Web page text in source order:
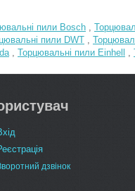
пили Bosch ,
пили DWT ,
, Торцювальні пили Einhell ,
дзвінок